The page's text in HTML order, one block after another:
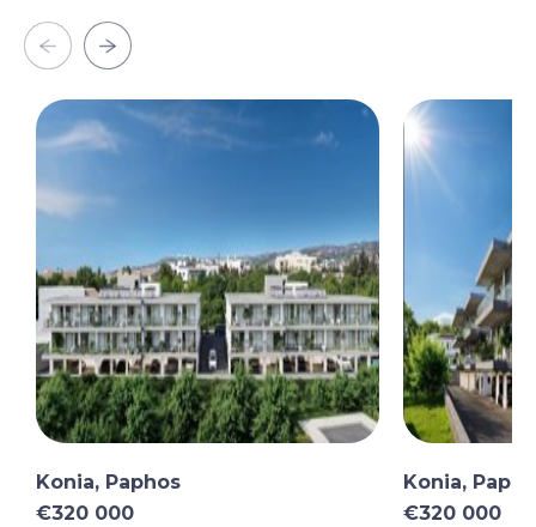
Konia, Paphos
€320 000
Konia,
€320 000